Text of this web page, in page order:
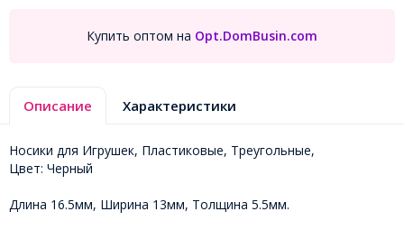
Купить оптом на Opt.DomBusin.com
Описание Характеристики
Носики для Игрушек, Пластиковые, Треугольные,
Цвет: Черный
Длина 16.5мм, Ширина 13мм, Толщина 5.5мм.